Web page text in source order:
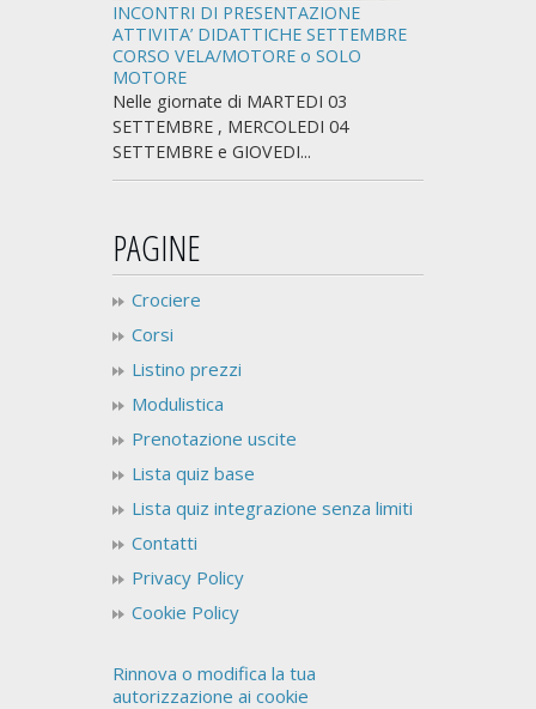
INCONTRI DI PRESENTAZIONE
ATTIVITA’ DIDATTICHE SETTEMBRE
CORSO VELA/MOTORE o SOLO
MOTORE
Nelle giornate di MARTEDI 03
SETTEMBRE , MERCOLEDI 04
SETTEMBRE e GIOVEDI...
PAGINE
Crociere
Corsi
Listino prezzi
Modulistica
Prenotazione uscite
Lista quiz base
Lista quiz integrazione senza limiti
Contatti
Privacy Policy
Cookie Policy
Rinnova o modifica la tua
autorizzazione ai cookie